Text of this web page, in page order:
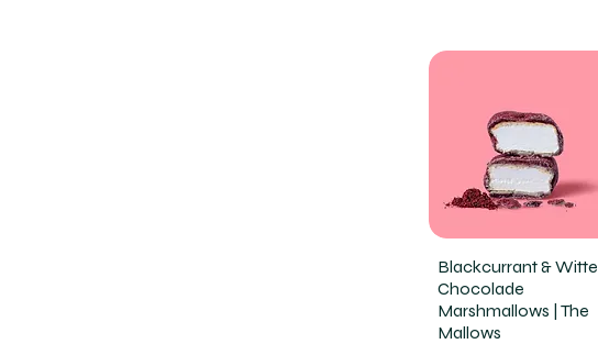
Blackcurrant & Witte
Chocolade
Marshmallows | The
Mallows